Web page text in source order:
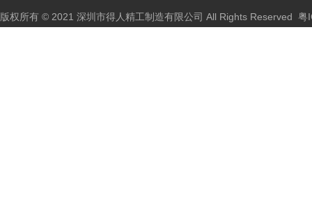
版权所有 © 2021 深圳市得人精工制造有限公司 All Rights Reserved 粤